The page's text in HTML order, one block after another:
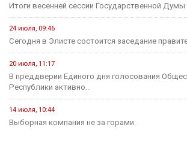
Итоги весенней сессии Государственной Думы
24 июля, 09:46
Сегодня в Элисте состоится заседание
20 июля, 11:17
В преддверии Единого дня голосования
Республики активно...
14 июля, 10:44
Выборная компания не за горами.